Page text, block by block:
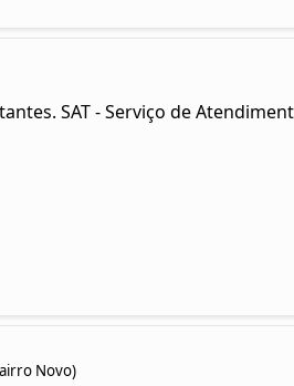
SAT - Serviço de
Novo)